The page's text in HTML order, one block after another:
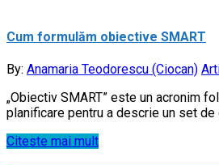
Cum formulăm obiective SMART
By: Anamaria Teodorescu (Ciocan)
„Obiectiv SMART” este un acronim
planificare pentru a descrie un set de
Citeste mai mult